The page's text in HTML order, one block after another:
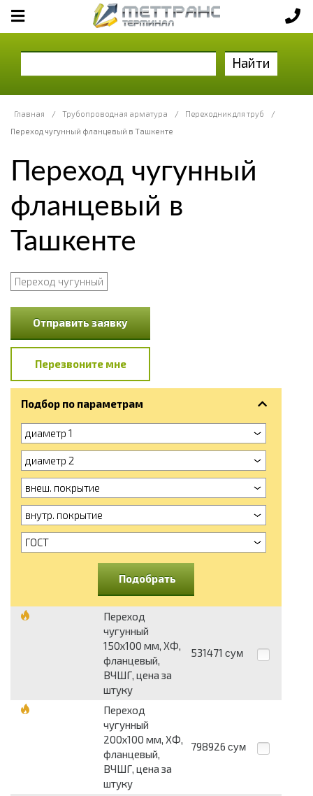
Найти
Главная / Трубопроводная арматура / Переходник для труб
/
Переход чугунный фланцевый в Ташкенте
Переход чугунный
фланцевый в
Ташкенте
Переход чугунный
Отправить заявку
Перезвоните мне
Подбор по параметрам
диаметр 1
диаметр 2
внеш. покрытие
внутр. покрытие
ГОСТ
Подобрать
Переход
чугунный
150х100 мм, ХФ,
фланцевый,
ВЧШГ, цена за
штуку
531471 сум
Переход
чугунный
200х100 мм, ХФ,
фланцевый,
ВЧШГ, цена за
штуку
798926 сум